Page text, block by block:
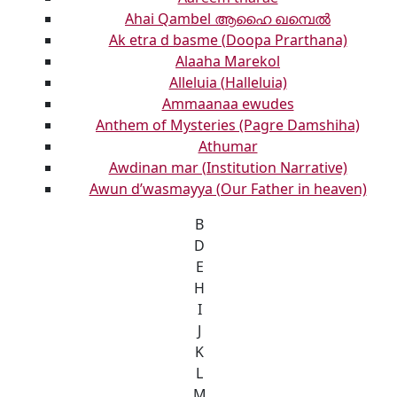
Ahai Qambel ആഹൈ ഖമ്പെൽ
Ak etra d basme (Doopa Prarthana)
Alaaha Marekol
Alleluia (Halleluia)
Ammaanaa ewudes
Anthem of Mysteries (Pagre Damshiha)
Athumar
Awdinan mar (Institution Narrative)
Awun d’wasmayya (Our Father in heaven)
B
D
E
H
I
J
K
L